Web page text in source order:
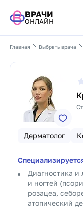
ВРАЧИ
ОНЛАЙН
Главная Выбрать врача
Дерматолог
Диагностика и
и ногтей
розацеа,
атопический